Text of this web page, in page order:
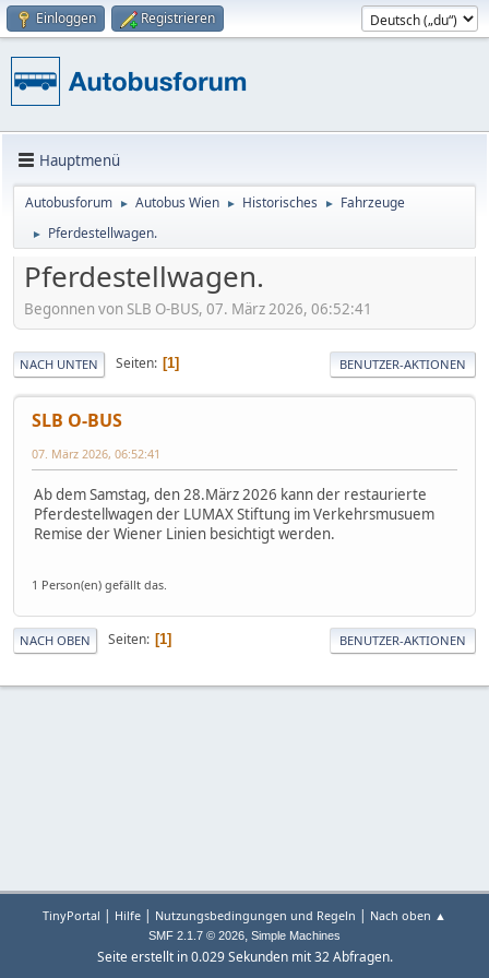
Einloggen Registrieren
Hauptmenü
Autobusforum ► Autobus Wien ► Historisches ► Fahrzeuge
► Pferdestellwagen.
Pferdestellwagen.
Begonnen von SLB O-BUS, 07. März 2026, 06:52:41
NACH UNTEN Seiten 1 BENUTZER-AKTIONEN
SLB O-BUS
07. März 2026, 06:52:41
Ab dem Samstag, den 28.März 2026 kann der restaurierte
Pferdestellwagen der LUMAX Stiftung im Verkehrsmusuem
Remise der Wiener Linien besichtigt werden.
1 Person(en) gefällt das.
NACH OBEN Seiten 1 BENUTZER-AKTIONEN
TinyPortal | Hilfe | Nutzungsbedingungen und Regeln | Nach oben ▲
SMF 2.1.7 © 2026, Simple Machines
Seite erstellt in 0.029 Sekunden mit 32 Abfragen.